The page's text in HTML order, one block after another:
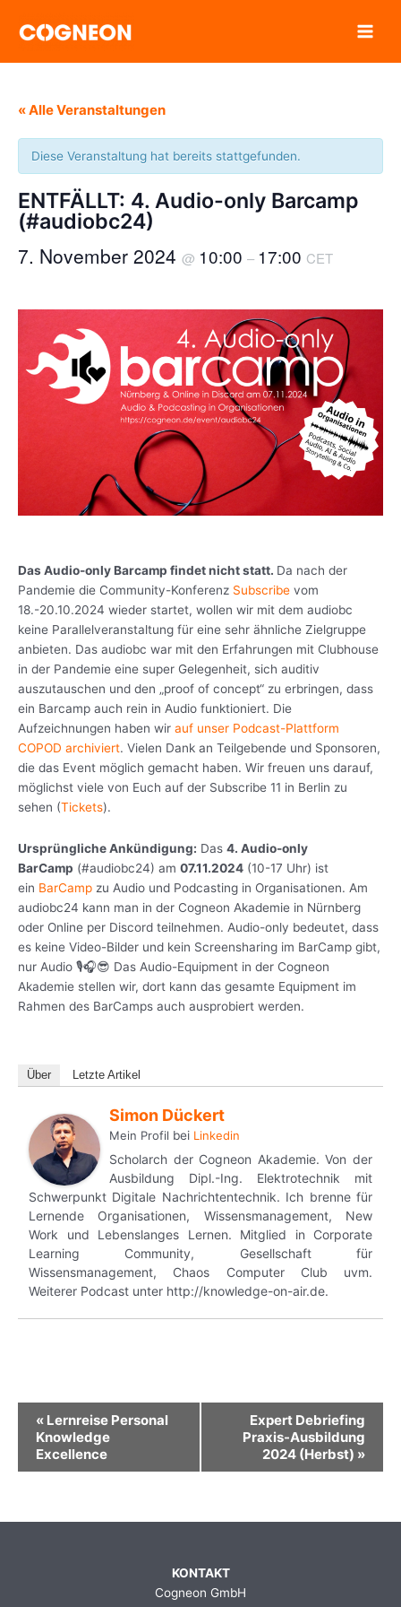
Inhalt
« Alle Veranstaltungen
Diese Veranstaltung hat bereits stattgefunden.
ENTFÄLLT: 4. Audio-only Barcamp
(#audiobc24)
7. November 2024 @ 10:00 – 17:00 CET
Das Audio-only Barcamp findet nicht statt. Da nach der
Pandemie die Community-Konferenz Subscribe vom
18.-20.10.2024 wieder startet, wollen wir mit dem audiobc
keine Parallelveranstaltung für eine sehr ähnliche Zielgruppe
anbieten. Das audiobc war mit den Erfahrungen mit Clubhouse
in der Pandemie eine super Gelegenheit, sich auditiv
auszutauschen und den „proof of concept“ zu erbringen, dass
ein Barcamp auch rein in Audio funktioniert. Die
Aufzeichnungen haben wir auf unser Podcast-Plattform
COPOD archiviert. Vielen Dank an Teilgebende und Sponsoren,
die das Event möglich gemacht haben. Wir freuen uns darauf,
möglichst viele von Euch auf der Subscribe 11 in Berlin zu
sehen (Tickets).
Ursprüngliche Ankündigung: Das 4. Audio-only
BarCamp (#audiobc24) am 07.11.2024 (10-17 Uhr) ist
ein BarCamp zu Audio und Podcasting in Organisationen. Am
audiobc24 kann man in der Cogneon Akademie in Nürnberg
oder Online per Discord teilnehmen. Audio-only bedeutet, dass
es keine Video-Bilder und kein Screensharing im BarCamp gibt,
nur Audio 🎙️🎧😎 Das Audio-Equipment in der Cogneon
Akademie stellen wir, dort kann das gesamte Equipment im
Rahmen des BarCamps auch ausprobiert werden.
Über Letzte Artikel
Simon Dückert
Mein Profil bei Linkedin
Scholarch der Cogneon Akademie. Von der
Ausbildung Dipl.-Ing. Elektrotechnik mit
Schwerpunkt Digitale Nachrichtentechnik. Ich brenne für
Lernende Organisationen, Wissensmanagement, New
Work und Lebenslanges Lernen. Mitglied in Corporate
Learning Community, Gesellschaft für
Wissensmanagement, Chaos Computer Club uvm.
Weiterer Podcast unter http://knowledge-on-air.de.
Veranstaltung-
Navigation
« Lernreise Personal
Knowledge
Excellence
Expert Debriefing
Praxis-Ausbildung
2024 (Herbst) »
KONTAKT
Cogneon GmbH